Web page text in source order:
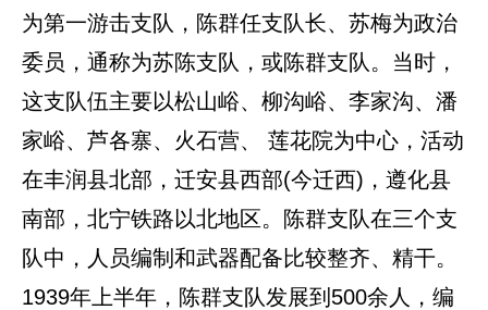
为第一游击支队，陈群任支队长、苏梅为政治
委员，通称为苏陈支队，或陈群支队。当时，
这支队伍主要以松山峪、柳沟峪、李家沟、潘
家峪、芦各寨、火石营、 莲花院为中心，活动
在丰润县北部，迁安县西部(今迁西)，遵化县
南部，北宁铁路以北地区。陈群支队在三个支
队中，人员编制和武器配备比较整齐、精干。
1939年上半年，陈群支队发展到500余人，编